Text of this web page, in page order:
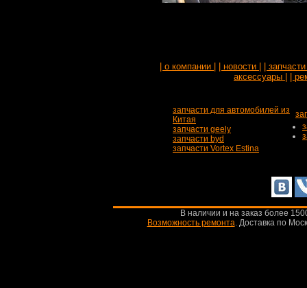
| о компании | | новости |
|
аксессуары |
|
запчасти для автомобилей из
Китая
запчасти geely
запчасти byd
запчасти Vortex Estina
В наличии и на заказ более
Возможность ремонта.Доставка по